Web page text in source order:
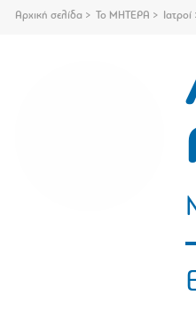
Αρχική σελίδα Το ΜΗΤΕΡΑ Ιατροί